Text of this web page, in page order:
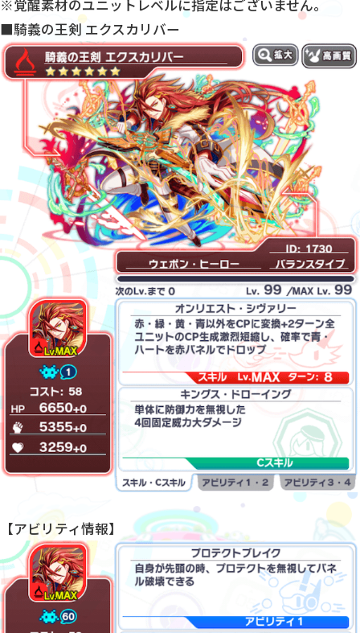
※覚醒素材のユニットレベルに指定はございません。
■騎義の王剣 エクスカリバー
【アビリティ情報】